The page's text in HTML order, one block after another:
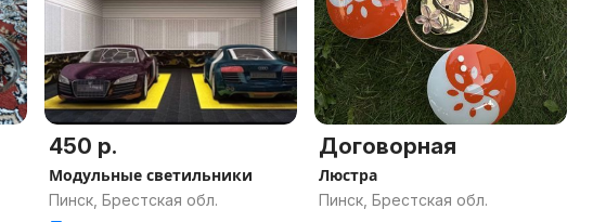
450 р.
Модульные светильники
Пинск, Брестская обл.
Договорная
Люстра
Пинск, Брестская обл.